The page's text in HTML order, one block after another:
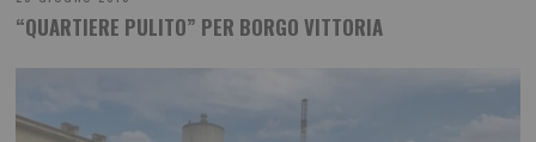
“QUARTIERE PULITO” PER BORGO VITTORIA